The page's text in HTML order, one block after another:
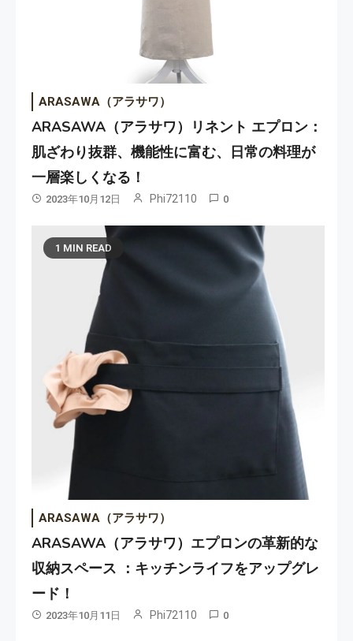
ARASAWA（アラサワ）
ARASAWA（アラサワ）リネント エプロン：
肌ざわり抜群、機能性に富む、日常の料理が
一層楽しくなる！
2023年10月12日 Phi72110 0
1 MIN READ
ARASAWA（アラサワ）
ARASAWA（アラサワ）エプロンの革新的な
収納スペース ：キッチンライフをアップグレ
ード！
2023年10月11日 Phi72110 0